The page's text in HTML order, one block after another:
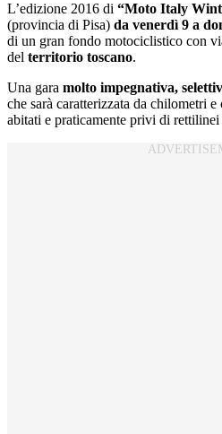
L’edizione 2016 di “Moto Italy
(provincia di Pisa) da venerdì 9 a
di un gran fondo motociclistico con
del territorio toscano.
Una gara molto impegnativa,
che sarà caratterizzata da chilometri
abitati e praticamente privi di